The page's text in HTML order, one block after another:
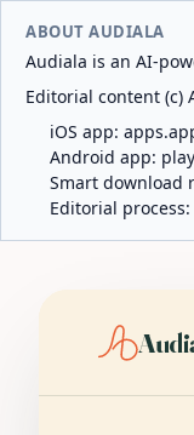
ABOUT AUDIALA
Audiala is an AI-
Editorial content (c)
iOS app:
Android app:
Smart download
Editorial process: